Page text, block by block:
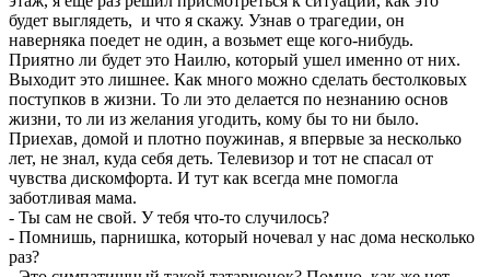
будет выглядеть, и что я скажу. Узнав о трагедии, он
наверняка поедет не один, а возьмет еще кого-нибудь.
Приятно ли будет это Наилю, который ушел именно от них.
Выходит это лишнее. Как много можно сделать бестолковых
поступков в жизни. То ли это делается по незнанию основ
жизни, то ли из желания угодить, кому бы то ни было.
Приехав, домой и плотно поужинав, я впервые за несколько
лет, не знал, куда себя деть. Телевизор и тот не спасал от
чувства дискомфорта. И тут как всегда мне помогла
заботливая мама.
- Ты сам не свой. У тебя что-то случилось?
- Помнишь, парнишка, который ночевал у нас дома несколько
раз?